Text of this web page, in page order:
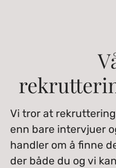
Vi tror at
enn bare intervjuer
handler om å finne
der både du og vi